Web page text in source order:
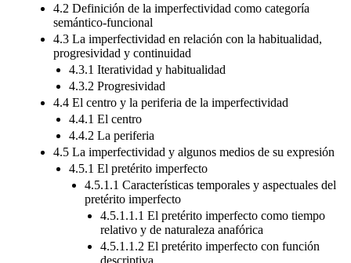
4.2 Definición de la imperfectividad como categoría
semántico-funcional
4.3 La imperfectividad en relación con la habitualidad,
progresividad y continuidad
4.3.1 Iteratividad y habitualidad
4.3.2 Progresividad
4.4 El centro y la periferia de la imperfectividad
4.4.1 El centro
4.4.2 La periferia
4.5 La imperfectividad y algunos medios de su expresión
4.5.1 El pretérito imperfecto
4.5.1.1 Características temporales y aspectuales del
pretérito imperfecto
4.5.1.1.1 El pretérito imperfecto como tiempo
relativo y de naturaleza anafórica
4.5.1.1.2 El pretérito imperfecto con función
descriptiva